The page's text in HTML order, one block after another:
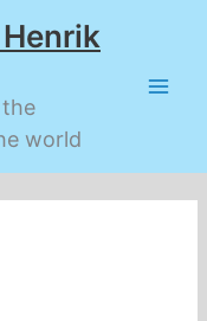
world